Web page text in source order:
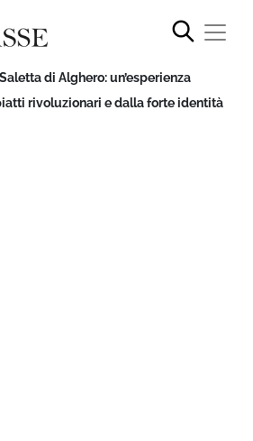
di Alghero: un’esperienza
rivoluzionari e dalla forte identità